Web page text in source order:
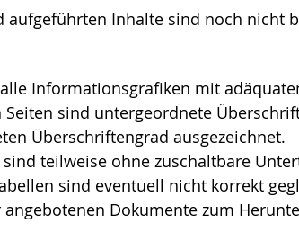
aufgeführten Inhalte sind noch nicht
Informationsgrafiken mit
Seiten sind untergeordnete
Überschriftengrad ausgezeichnet.
teilweise ohne zuschaltbare
sind eventuell nicht korrekt
Dokumente zum